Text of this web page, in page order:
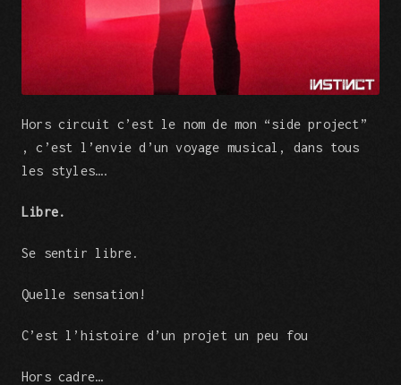
Hors circuit c’est le nom de mon “side project”
, c’est l’envie d’un voyage musical, dans tous
les styles….
Libre.
Se sentir libre.
Quelle sensation!
C’est l’histoire d’un projet un peu fou
Hors cadre…